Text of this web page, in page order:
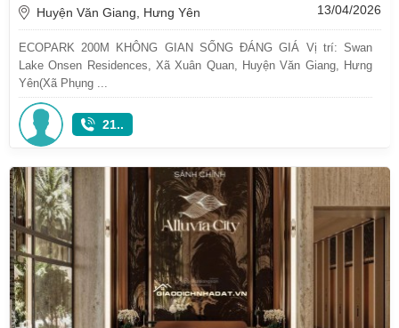
Huyện Văn Giang, Hưng Yên 13/04/2026
ECOPARK 200M KHÔNG GIAN SỐNG ĐÁNG GIÁ Vị trí: Swan
Lake Onsen Residences, Xã Xuân Quan, Huyện Văn Giang, Hưng
Yên(Xã Phụng ...
21..